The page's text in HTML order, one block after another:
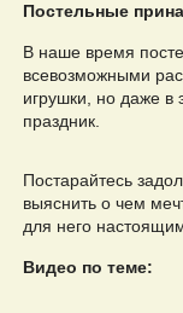
Постельные
В наше время
всевозможными
игрушки, но даже в
праздник.
Постарайтесь
выяснить о чем
для него
Видео по теме: